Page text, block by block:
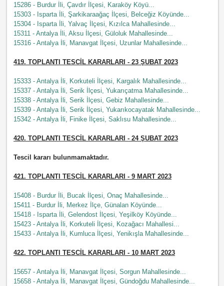
15286 - Burdur İli, Çavdır İlçesi, Karaköy Köyü...
15303 - Isparta İli, Şarkikaraağaç İlçesi, Belceğiz Köyünde...
15304 - Isparta İli, Yalvaç İlçesi, Kızılca Mahallesinde...
15311 - Antalya İli, Aksu İlçesi, Güloluk Mahallesinde...
15316 - Antalya İli, Manavgat İlçesi, Uzunlar Mahallesinde...
419. TOPLANTI TESCİL KARARLARI - 23 ŞUBAT 2023
15333 - Antalya İli, Korkuteli İlçesi, Kargalık Mahallesinde...
15337 - Antalya İli, Serik İlçesi, Yukarıçatma Mahallesinde...
15338 - Antalya İli, Serik İlçesi, Gebiz Mahallesinde...
15339 - Antalya İli, Serik İlçesi, Yukarıkocayatak Mahallesinde...
15342 - Antalya İli, Finike İlçesi, Saklısu Mahallesinde...
420. TOPLANTI TESCİL KARARLARI - 24 ŞUBAT 2023
Tescil kararı bulunmamaktadır.
421.TOPLANTI TESCİL KARARLARI - 9 MART 2023
15408 - Burdur İli, Bucak İlçesi, Onaç Mahallesinde...
15411 - Burdur İli, Merkez İlçe, Günalan Köyünde...
15418 - Isparta İli, Gelendost İlçesi, Yeşilköy Köyünde...
15423 - Antalya İli, Korkuteli İlçesi, Kozağacı Mahallesi...
15433 - Antalya İli, Kumluca İlçesi, Yenikışla Mahallesinde...
422.TOPLANTI TESCİL KARARLARI - 10 MART 2023
15657 - Antalya İli, Manavgat İlçesi, Sorgun Mahallesinde...
15658 - Antalya İli, Manavgat İlçesi, Gündoğdu Mahallesinde...